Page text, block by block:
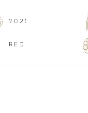
2021
RED